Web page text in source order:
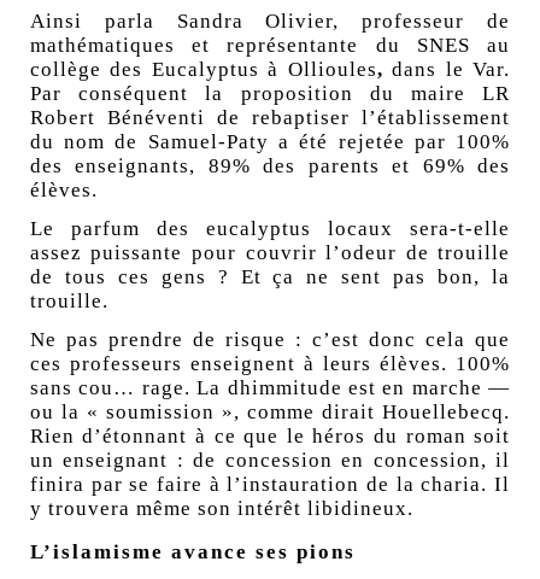
Ainsi parla Sandra Olivier, professeur de
mathématiques et représentante du SNES au
collège des Eucalyptus à Ollioules, dans le Var.
Par conséquent la proposition du maire LR
Robert Bénéventi de rebaptiser l’établissement
du nom de Samuel-Paty a été rejetée par 100%
des enseignants, 89% des parents et 69% des
élèves.
Le parfum des eucalyptus locaux sera-t-elle
assez puissante pour couvrir l’odeur de trouille
de tous ces gens ? Et ça ne sent pas bon, la
trouille.
Ne pas prendre de risque : c’est donc cela que
ces professeurs enseignent à leurs élèves. 100%
sans cou… rage. La dhimmitude est en marche —
ou la « soumission », comme dirait Houellebecq.
Rien d’étonnant à ce que le héros du roman soit
un enseignant : de concession en concession, il
finira par se faire à l’instauration de la charia. Il
y trouvera même son intérêt libidineux.
L’islamisme avance ses pions